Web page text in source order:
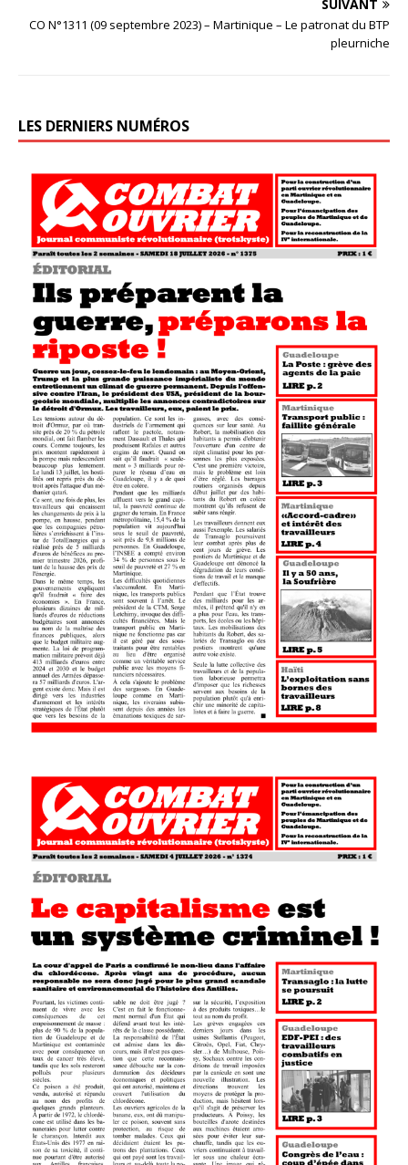
SUIVANT
CO N°1311 (09 septembre 2023) – Martinique – Le patronat du BTP
pleurniche
LES DERNIERS NUMÉROS